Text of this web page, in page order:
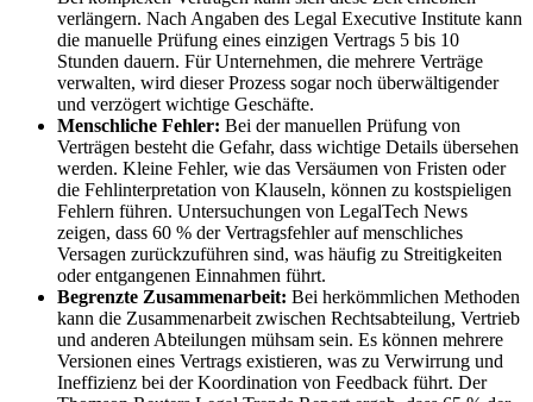
verlängern. Nach Angaben des Legal Executive Institute kann
die manuelle Prüfung eines einzigen Vertrags 5 bis 10
Stunden dauern. Für Unternehmen, die mehrere Verträge
verwalten, wird dieser Prozess sogar noch überwältigender
und verzögert wichtige Geschäfte.
Menschliche Fehler: Bei der manuellen Prüfung von
Verträgen besteht die Gefahr, dass wichtige Details übersehen
werden. Kleine Fehler, wie das Versäumen von Fristen oder
die Fehlinterpretation von Klauseln, können zu kostspieligen
Fehlern führen. Untersuchungen von LegalTech News
zeigen, dass 60 % der Vertragsfehler auf menschliches
Versagen zurückzuführen sind, was häufig zu Streitigkeiten
oder entgangenen Einnahmen führt.
Begrenzte Zusammenarbeit: Bei herkömmlichen Methoden
kann die Zusammenarbeit zwischen Rechtsabteilung, Vertrieb
und anderen Abteilungen mühsam sein. Es können mehrere
Versionen eines Vertrags existieren, was zu Verwirrung und
Ineffizienz bei der Koordination von Feedback führt. Der